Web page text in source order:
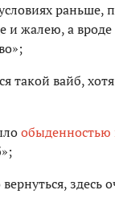
раньше,
и жалею, а вроде
такой вайб,
обыденностью
здесь